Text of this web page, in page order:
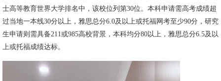
士高等教育世界大学排名中，该校位列第30位。本科申请需高考成绩超
过当地一本线30分以上，雅思总分6.0及以上或托福网考至少90分，研究
生申请则需具备211或985高校背景，本科均分80以上，雅思总分6.5及以
上或托福成绩达标。